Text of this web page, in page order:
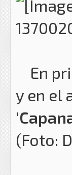
En
y en el
(Foto: